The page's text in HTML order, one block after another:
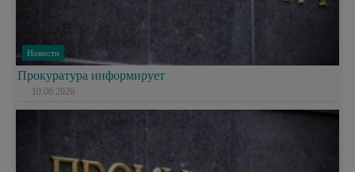
Новости
Прокуратура информирует
10.06.2026